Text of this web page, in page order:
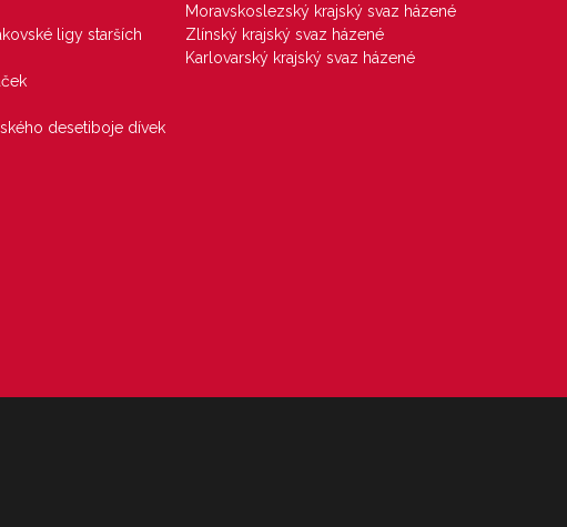
ligy starších
desetiboje dívek
Moravskoslezský krajský svaz házené
Zlínský krajský svaz házené
Karlovarský krajský svaz házené